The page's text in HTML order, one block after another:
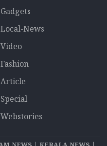
Gadgets
Local-News
Video
Fashion
Article
Special
Webstories